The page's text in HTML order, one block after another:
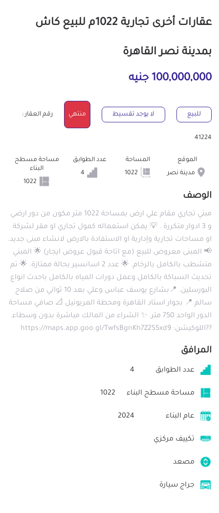
عقارات أخرى تجارية 1022م للبيع كاش
بمدينة نصر القاهرة
100,000,000 جنيه
للبيع لا يوجد تقسيط منتهي رقم العقار :
41224
الموقع
مدينة نصر
المساحة
عدد الطوابق
مساحة مسطح
البناء
الوصف
مبني تجاري مقام علي ارض بمساحة 1022 متر مكون من دور ارضي
و 3 ادوار متكررة . 💡 يمكن استعماله كمول تجاري او مقر لشركة
او مساحات تجارية وإدارية او الاستفادة بالارض لانشاء مبنى جديد.
📢 المبنى معروض للبيع (مع اتاحة قبول عروض ايجار) 🌟 المبني
متشطب بالكامل بالرخام. 🌟 عدد 2 اسانسير بحالة ممتازة. 🌟 تم
تحديث السباكة بالكامل وعمل دورات المياه بالكامل باحدث انواع
البورسلين. 📍بشارع يوسف عباس وعلي بعد 10 ثواني من صلاح
سالم 📍 بجوار استاد القاهرة ومحطة المريونيل 📐 صافي مساحة
الدور الواحد 750 متر. ✨ الشراء من المالك مباشرة بدون وسطاء.
??اللوكيشن: https://maps.app.goo.gl/TwfsBgnKh7Z2S5xd9
المرافق
عدد الطوابق 4
مساحة مسطح البناء 1022
عام البناء 2024
تكييف مركزي
مصعد
جراج سيارة